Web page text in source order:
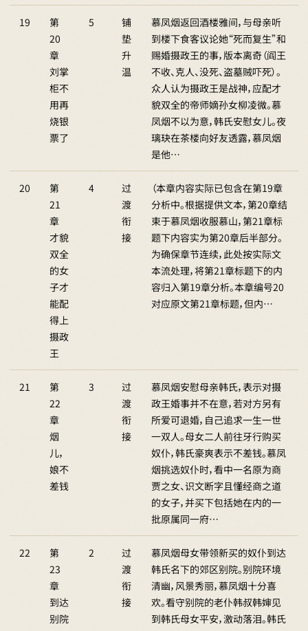
19
第
20
章
刘掌
柜不
用再
烧银
票了
5
铺
垫
升
温
慕凤烟返回酒楼雅间，与母亲听
到楼下食客议论她“死而复生”和
赐婚摄政王的事，版本离奇（阎王
不收、克人、没死、盗墓贼吓死）。
众人认为摄政王是战神，应配才
貌双全的帝师嫡孙女柳凌微。慕
凤烟不以为意，韩氏安慰女儿。夜
璃玦在茶楼向好友透露，慕凤烟
是他…
20
第
21
章
才貌
双全
的女
子才
能配
得上
摄政
王
4
过
渡
衔
接
（本章内容实际已包含在第19章
分析中。根据提供文本，第20章结
束于慕凤烟收服慕山，第21章标
题下内容实为第20章后半部分。
为确保章节连续，此处按实际文
本流处理，将第21章标题下的内
容归入第19章分析。本章编号20
对应原文第21章标题，但内…
21
第
22
章
烟
儿，
娘不
差钱
3
过
渡
衔
接
慕凤烟安慰母亲韩氏，表示对摄
政王婚事并不在意，若对方另有
所爱可退婚，自己追求一生一世
一双人。母女二人前往牙行购买
奴仆，韩氏豪爽表示不差钱。慕凤
烟挑选奴仆时，看中一名原为商
贾之女、识文断字且懂经商之道
的女子，并买下包括她在内的一
批原属同一府…
22
第
23
章
到达
别院
2
过
渡
衔
接
慕凤烟母女带领新买的奴仆到达
韩氏名下的郊区别院。别院环境
清幽，风景秀丽，慕凤烟十分喜
欢。看守别院的老仆韩叔韩婶见
到韩氏母女平安，激动落泪。韩氏